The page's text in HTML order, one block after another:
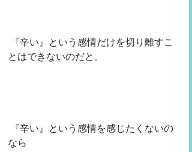
とはできないのだと。
なら